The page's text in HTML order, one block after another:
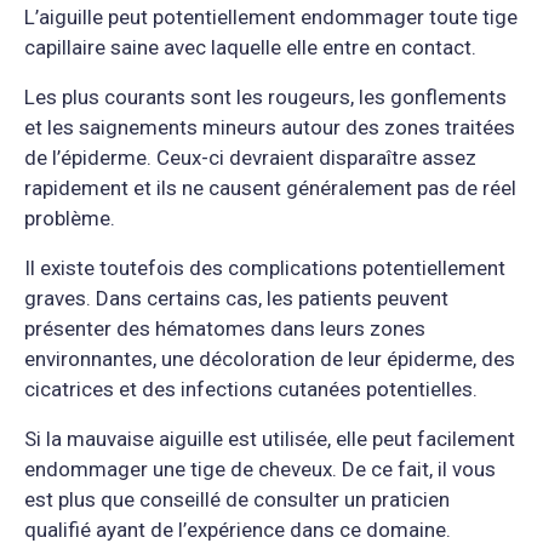
L’aiguille peut potentiellement endommager toute tige
capillaire saine avec laquelle elle entre en contact.
Les plus courants sont les rougeurs, les gonflements
et les saignements mineurs autour des zones traitées
de l’épiderme. Ceux-ci devraient disparaître assez
rapidement et ils ne causent généralement pas de réel
problème.
Il existe toutefois des complications potentiellement
graves. Dans certains cas, les patients peuvent
présenter des hématomes dans leurs zones
environnantes, une décoloration de leur épiderme, des
cicatrices et des infections cutanées potentielles.
Si la mauvaise aiguille est utilisée, elle peut facilement
endommager une tige de cheveux. De ce fait, il vous
est plus que conseillé de consulter un praticien
qualifié ayant de l’expérience dans ce domaine.